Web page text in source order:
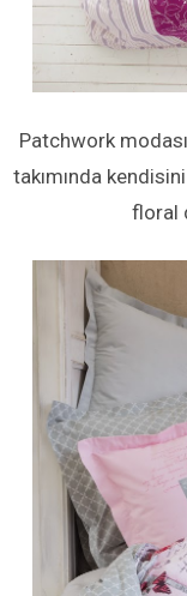
Patchwork
takımında
floral